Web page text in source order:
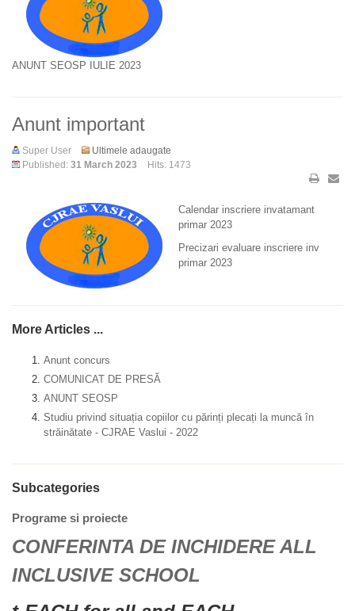
ANUNT SEOSP IULIE 2023
Anunt important
Super User
Ultimele adaugate
Published: 31 March 2023 Hits: 1473
Calendar inscriere invatamant
primar 2023
Precizari evaluare inscriere inv
primar 2023
More Articles ...
Anunt concurs
COMUNICAT DE PRESĂ
ANUNT SEOSP
Studiu privind situația copiilor cu părinți plecați la muncă în
străinătate - CJRAE Vaslui - 2022
Subcategories
Programe si proiecte
CONFERINTA DE INCHIDERE ALL
INCLUSIVE SCHOOL